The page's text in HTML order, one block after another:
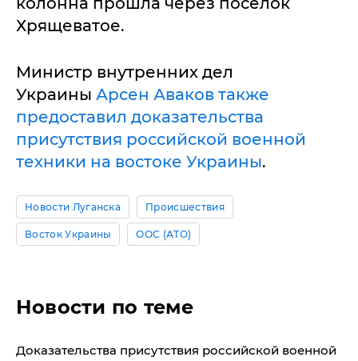
Хрящеватое.
Министр внутренних дел
Украины Арсен Аваков также
предоставил доказательства
присутствия российской военной
техники на востоке Украины.
Новости Луганска Происшествия
Восток Украины ООС (АТО)
Новости по теме
Доказательства присутствия российской военной